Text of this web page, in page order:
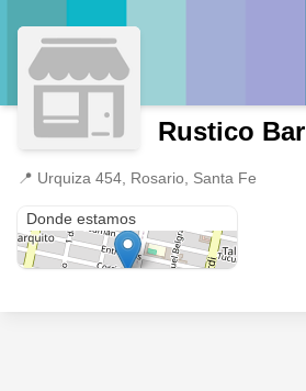
Rustico Bar
📍 Urquiza 454, Rosario, Santa Fe
Donde estamos